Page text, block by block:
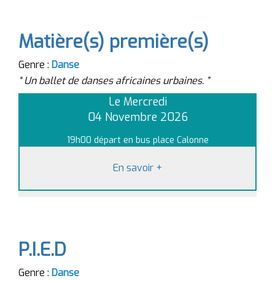
Matière(s) première(s)
Genre : Danse
“ Un ballet de danses africaines urbaines. ”
Le Mercredi
04 Novembre 2026
19h00 départ en bus place Calonne
En savoir +
P.I.E.D
Genre : Danse